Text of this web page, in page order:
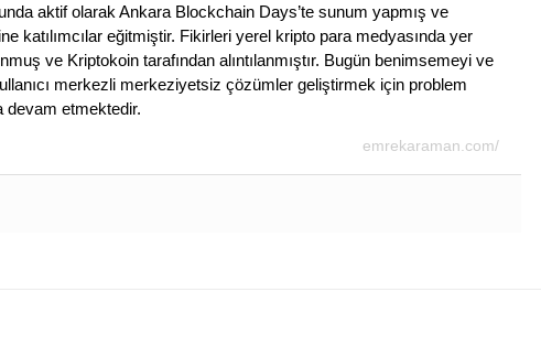
aktif olarak Ankara Blockchain Days’te sunum yapmış ve
katılımcılar eğitmiştir. Fikirleri yerel kripto para medyasında yer
ve Kriptokoin tarafından alıntılanmıştır. Bugün benimsemeyi ve
merkezli merkeziyetsiz çözümler geliştirmek için problem
devam etmektedir.
emrekaraman.com/